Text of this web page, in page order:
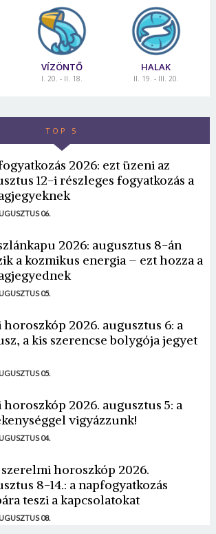
VÍZÖNTŐ
I. 20. - II. 18.
HALAK
II. 19. - III. 20.
TOP 5
2026: ezt üzeni az
12-i részleges fogyatkozás a
06.
2026: augusztus 8-án
a kozmikus energia – ezt hozza a
05.
horoszkóp 2026. augusztus 6: a
a kis szerencse bolygója jegyet
05.
horoszkóp 2026. augusztus 5: a
vigyázzunk!
04.
horoszkóp 2026.
8-14.: a napfogyatkozás
teszi a kapcsolatokat
08.